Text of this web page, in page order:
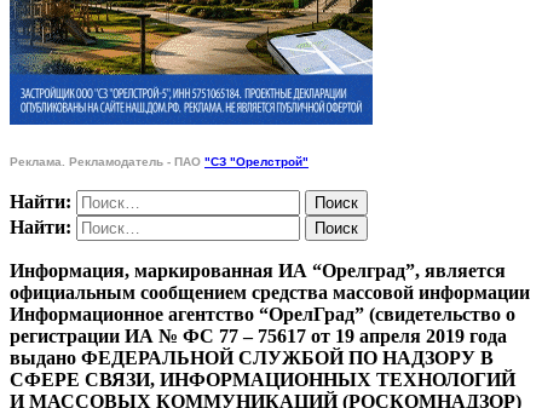
Реклама. Рекламодатель - ПАО "СЗ "Орелстрой"
Найти:
Найти:
Информация, маркированная ИА “Орелград”, является
официальным сообщением средства массовой информации
Информационное агентство “ОрелГрад” (свидетельство о
регистрации ИА № ФС 77 – 75617 от 19 апреля 2019 года
выдано ФЕДЕРАЛЬНОЙ СЛУЖБОЙ ПО НАДЗОРУ В
СФЕРЕ СВЯЗИ, ИНФОРМАЦИОННЫХ ТЕХНОЛОГИЙ
И МАССОВЫХ КОММУНИКАЦИЙ (РОСКОМНАДЗОР)